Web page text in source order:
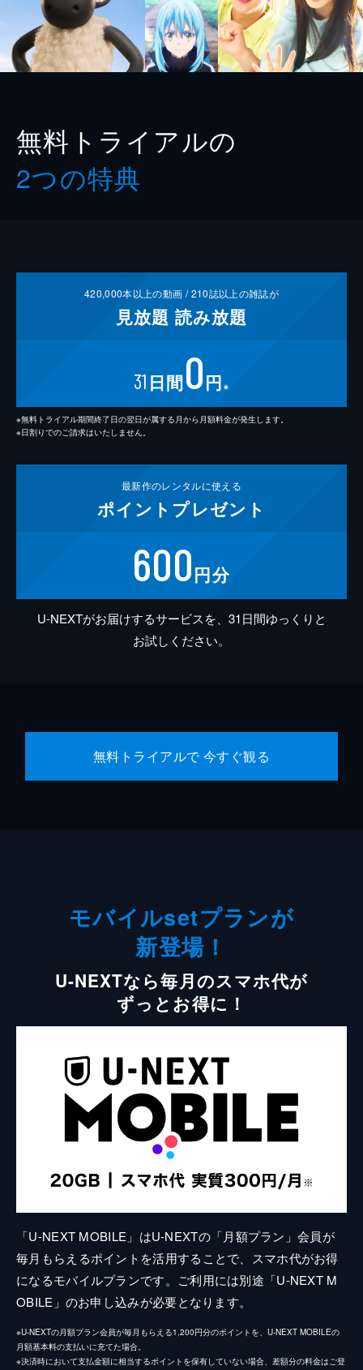
無料トライアルの
2つの特典
420,000本以上の動画 /210誌以上の雑誌が
見放題 読み放題
31 日間0円 ※
※無料トライアル期間終了日の翌日が属する月から月額料金が発生します。
※日割りでのご請求はいたしません。
最新作のレンタルに使える
ポイント プレゼント
600円分
U-NEXTがお届けするサービスを、31日間ゆっくりと
お試しください。
無料トライアルで 今すぐ観る
モバイルsetプランが
新登場！
U-NEXTなら毎月のスマホ代が
ずっとお得に！
「U-NEXT MOBILE」はU-NEXTの「月額プラン」会員が
毎月もらえるポイントを活用することで、スマホ代がお得
になるモバイルプランです。ご利用には別途「U-NEXT M
OBILE」のお申し込みが必要となります。
※U-NEXTの月額プラン会員が毎月もらえる1,200円分のポイントを、U-NEXT MOBILEの
月額基本料の支払いに充てた場合。
※決済時において支払金額に相当するポイントを保有していない場合、差額分の料金はご登